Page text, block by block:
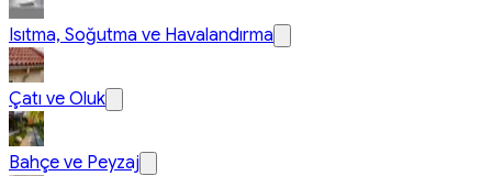
Isıtma, Soğutma ve Havalandırma
Çatı ve Oluk
Bahçe ve Peyzaj